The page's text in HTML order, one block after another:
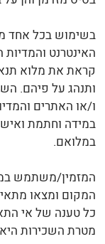
בשימוש בכל אחד
האינטרנט והמדיות
קראת את מלוא
ותנהג על פיהם.
ו/או האתרים
במידה וחתמת
במלואם.
המזמין/משתמש
המקום ומצאו
כל טענה של אי
מטרת השכירות